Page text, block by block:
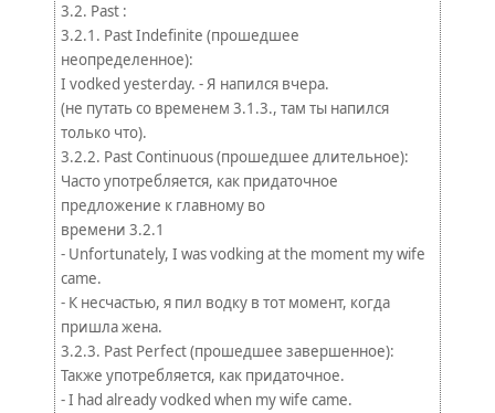
3.2. Past :
3.2.1. Past Indefinite (прошедшее
неопределенное):
I vodked yesterday. - Я напился вчера.
(не путать со временем 3.1.3., там ты напился
только что).
3.2.2. Past Continuous (прошедшее длительное):
Часто употребляется, как придаточное
предложение к главному во
времени 3.2.1
- Unfortunately, I was vodking at the moment my wife
came.
- К несчастью, я пил водку в тот момент, когда
пришла жена.
3.2.3. Past Perfect (прошедшее завершенное):
Также употребляется, как придаточное.
- I had already vodked when my wife came.